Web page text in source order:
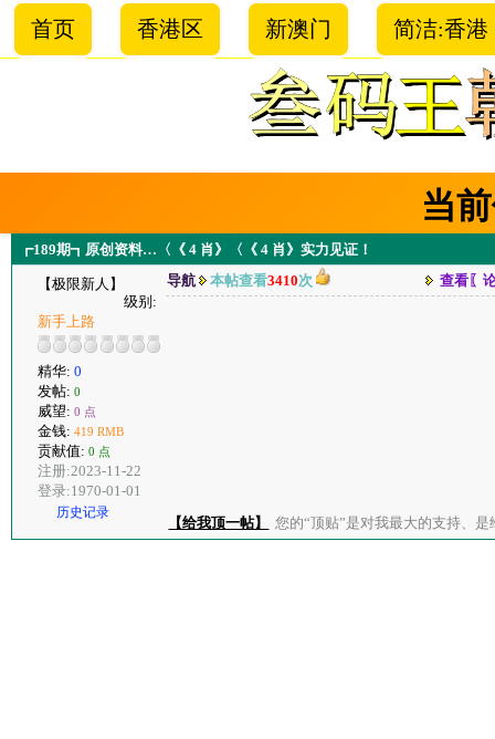
首页 香港区 新澳门 简洁:香港
当
┏189期┓原创资料…〈《 4 肖》〈《 4 肖》实力见证！
【极限新人】
级别:
新手上路
精华: 0
发帖: 0
威望: 0 点
金钱: 419 RMB
贡献值: 0 点
注册:2023-11-22
登录:1970-01-01
历史记录
导航 本帖查看3410次 查看〖
【给我顶一帖】 您的“顶贴”是对我最大的支持、